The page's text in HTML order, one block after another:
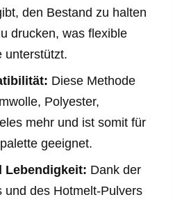
den Bestand zu halten
drucken, was flexible
unterstützt.
Diese Methode
Polyester,
mehr und ist somit für
geeignet.
Lebendigkeit: Dank der
und des Hotmelt-Pulvers